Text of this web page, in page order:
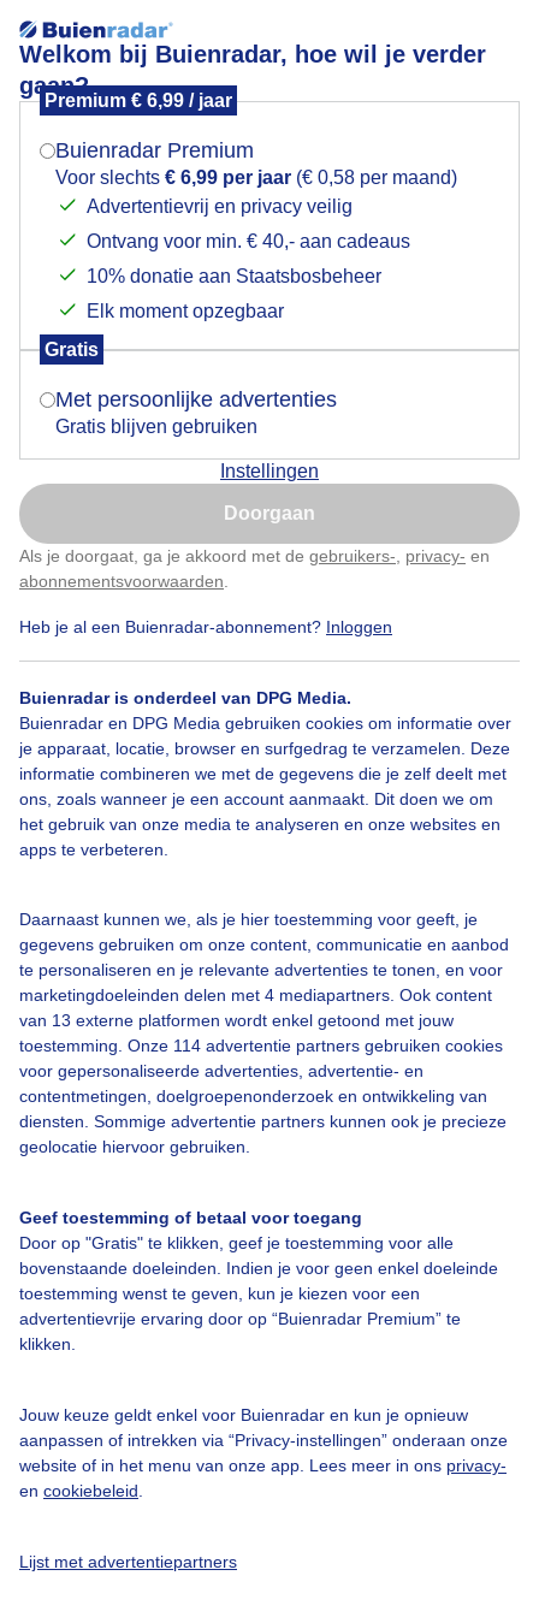
Welkom bij Buienradar, hoe wil je verder
gaan?
Premium € 6,99 / jaar
Buienradar Premium
Voor slechts € 6,99 per jaar (€ 0,58 per maand)
Advertentievrij en privacy veilig
Ontvang voor min. € 40,- aan cadeaus
10% donatie aan Staatsbosbeheer
Elk moment opzegbaar
Gratis
Met persoonlijke advertenties
Gratis blijven gebruiken
Instellingen
Doorgaan
Als je doorgaat, ga je akkoord met de gebruikers- privacy- en
abonnementsvoorwaarden
Heb je al een Buienradar-abonnement? Inloggen
Buienradar is onderdeel van DPG Media.
Buienradar en DPG Media gebruiken cookies om informatie over
je apparaat, locatie, browser en surfgedrag te verzamelen. Deze
informatie combineren we met de gegevens die je zelf deelt met
ons, zoals wanneer je een account aanmaakt. Dit doen we om
het gebruik van onze media te analyseren en onze websites en
apps te verbeteren.
Daarnaast kunnen we, als je hier toestemming voor geeft, je
gegevens gebruiken om onze content, communicatie en aanbod
te personaliseren en je relevante advertenties te tonen, en voor
marketingdoeleinden delen met 4 mediapartners. Ook content
van 13 externe platformen wordt enkel getoond met jouw
toestemming. Onze 114 advertentie partners gebruiken cookies
voor gepersonaliseerde advertenties, advertentie- en
contentmetingen, doelgroepenonderzoek en ontwikkeling van
diensten. Sommige advertentie partners kunnen ook je precieze
geolocatie hiervoor gebruiken.
Geef toestemming of betaal voor toegang
Door op "Gratis" te klikken, geef je toestemming voor alle
bovenstaande doeleinden. Indien je voor geen enkel doeleinde
toestemming wenst te geven, kun je kiezen voor een
advertentievrije ervaring door op “Buienradar Premium” te
klikken.
Jouw keuze geldt enkel voor Buienradar en kun je opnieuw
aanpassen of intrekken via “Privacy-instellingen” onderaan onze
website of in het menu van onze app. Lees meer in ons privacy-
en cookiebeleid
Lijst met advertentiepartners
Herfstkleuren in Haarlem vandaag bij het Spaarne
Haarlem vandaag
Door: Jos Hendriks Gemaakt: 15-10-2025, 31x bekeken
Herfstkleuren Herfst
Over Buienradar
Bedrijfsgegevens
Veelgestelde vragen
Toegankelijkheid
Gebruikersvoorwaarden
Adverteren
Buienradar Team
Cookie beleid
Privacy instellingen
Gratis weerdata
@BuienradarNL
Mogen we je locatie gebruiken voor het
Indien je hier nog geen akkoord op hebt gegeven,
verschijnt er zo een pop-up uit je browser waarin
Is goed, toon de popup
Nu niet, misschien later
Klik hierom dit aan te passen